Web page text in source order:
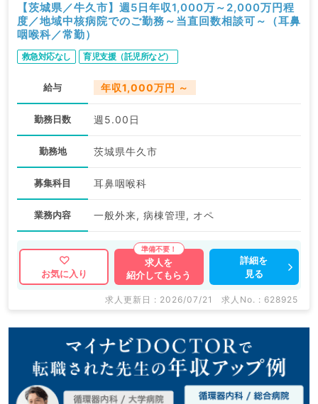
【茨城県／牛久市】週5日年収1,000万～2,000万円程
度／地域中核病院でのご勤務～当直回数相談可～（耳鼻
咽喉科／常勤）
救急対応なし 育児支援（託児所など）
給与 年収1,000万円 ～
勤務日数 週5.00日
勤務地 茨城県牛久市
募集科目 耳鼻咽喉科
業務内容 一般外来, 病棟管理, オペ
お気に入り
求人を
紹介してもらう
詳細を
見る
求人更新日 : 2026/07/21 求人No. : 628925